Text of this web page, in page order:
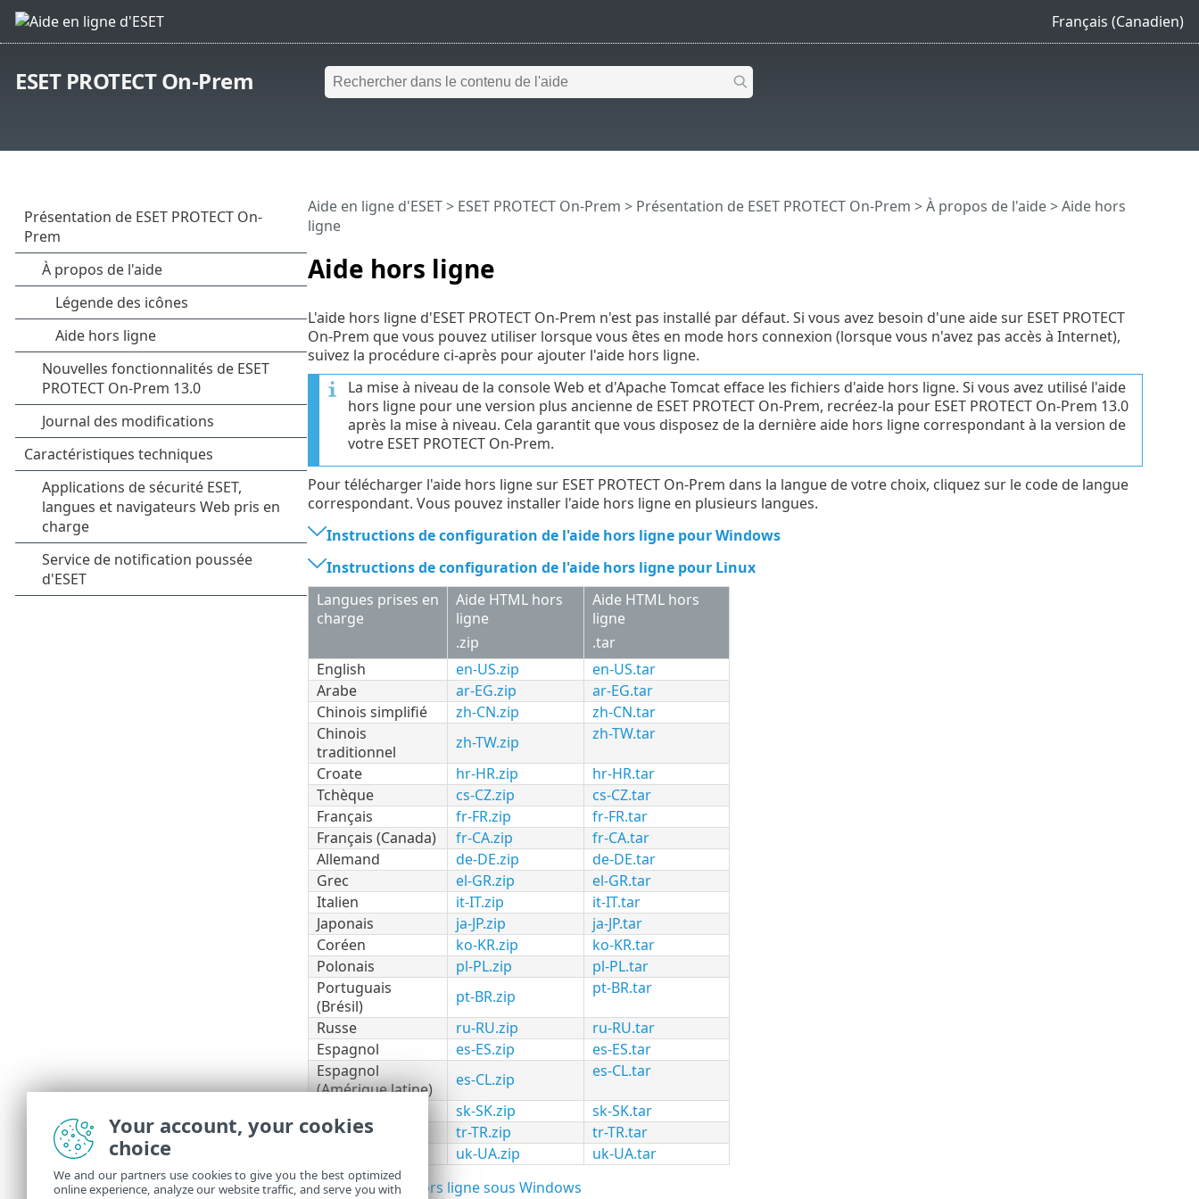
Français (Canadien)
ESET PROTECT On-Prem
Aide hors ligne
Aide en ligne d'ESET> ESET PROTECT On-Prem > Présentation de ESET PROTECT On-Prem >À propos de l'aide> Aide hors
ligne
L'aide hors ligne d'ESET PROTECT On-Prem n'est pas installé par défaut. Si vous avez besoin d'une aide sur ESET PROTECT
On-Prem que vous pouvez utiliser lorsque vous êtes en mode hors connexion (lorsque vous n'avez pas accès à Internet),
suivez la procédure ci-après pour ajouter l'aide hors ligne.
La mise à niveau de la console Web et d'Apache Tomcat efface les fichiers d'aide hors ligne. Si vous avez utilisé l'aide
hors ligne pour une version plus ancienne de ESET PROTECT On-Prem, recréez-la pour ESET PROTECT On-Prem 13.0
après la mise à niveau. Cela garantit que vous disposez de la dernière aide hors ligne correspondant à la version de
votre ESET PROTECT On-Prem.
Pour télécharger l'aide hors ligne sur ESET PROTECT On-Prem dans la langue de votre choix, cliquez sur le code de langue
correspondant. Vous pouvez installer l'aide hors ligne en plusieurs langues.
Instructions de configuration de l'aide hors ligne pour Windows
Instructions de configuration de l'aide hors ligne pour Linux
Langues prises en
charge
Aide HTML hors
ligne
.zip
Aide HTML hors
ligne
.tar
English
en-US.zip
en-US.tar
Arabe
ar-EG.zip
ar-EG.tar
Chinois simplifié
zh-CN.zip
zh-CN.tar
Chinois
traditionnel
zh-TW.zip zh-TW.tar
Croate hr-HR.zip
hr-HR.tar
Tchèque
cs-CZ.zip
cs-CZ.tar
Français
fr-FR.zip
fr-FR.tar
Français (Canada)
fr-CA.zip
fr-CA.tar
Allemand
de-DE.zip
de-DE.tar
Grec
el-GR.zip
el-GR.tar
Italien
it-IT.zip
it-IT.tar
Japonais
ja-JP.zip
ja-JP.tar
Coréen
ko-KR.zip
ko-KR.tar
Polonais
pl-PL.zip
pl-PL.tar
Portuguais
(Brésil)
pt-BR.zip pt-BR.tar
Russe ru-RU.zip
ru-RU.tar
Espagnol
es-ES.zip
es-ES.tar
Espagnol
(Amérique latine)
es-CL.zip es-CL.tar
sk-SK.zip
sk-SK.tar
Turc
tr-TR.zip
tr-TR.tar
uk-UA.zip
uk-UA.tar
Forcer l'aide hors ligne sous Windows
Your account, your cookies
choice
We and our partners use cookies to give you the best optimized
online experience, analyze our website traffic, and serve you with